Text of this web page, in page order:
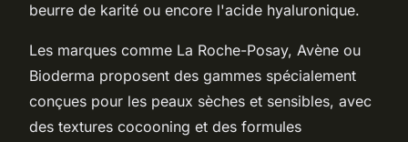
beurre de karité ou encore l'acide hyaluronique.
Les marques comme La Roche-Posay, Avène ou
Bioderma proposent des gammes spécialement
conçues pour les peaux sèches et sensibles, avec
des textures cocooning et des formules